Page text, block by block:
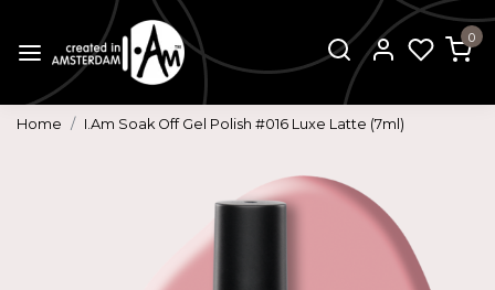
0
Home I.Am Soak Off Gel Polish #016 Luxe Latte (7ml)